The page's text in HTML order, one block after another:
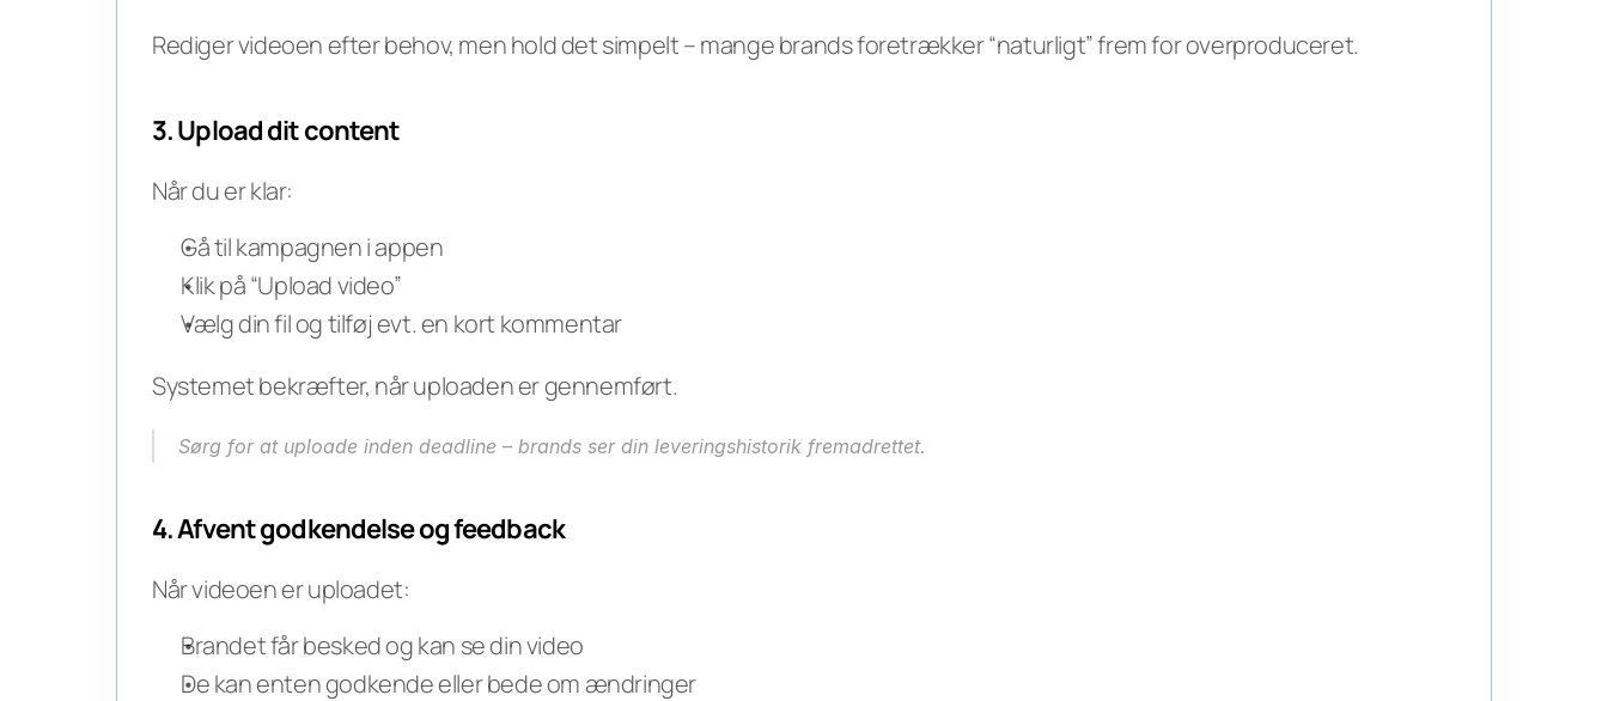
Rediger videoen efter behov, men hold det simpelt – mange brands foretrækker “naturligt” frem for overproduceret.
3. Upload dit content
Når du er klar:
Gå til kampagnen i appen
Klik på “Upload video”
Vælg din fil og tilføj evt. en kort kommentar
Systemet bekræfter, når uploaden er gennemført.
Sørg for at uploade inden deadline – brands ser din leveringshistorik fremadrettet.
4. Afvent godkendelse og feedback
Når videoen er uploadet:
Brandet får besked og kan se din video
De kan enten godkende eller bede om ændringer